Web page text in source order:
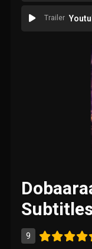
Trailer
9